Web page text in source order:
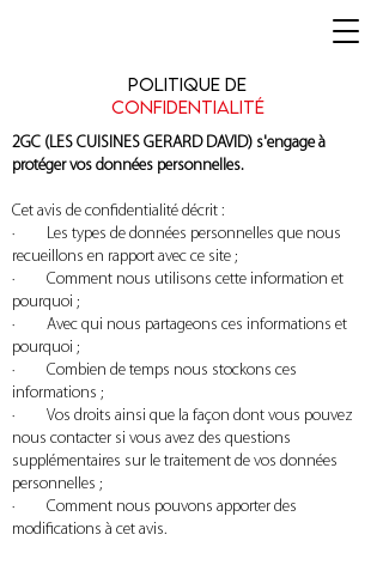
Politique de
confidentialité
2GC (LES CUISINES GERARD DAVID) s'engage à
protéger vos données personnelles.
Cet avis de confidentialité décrit :
· Les types de données personnelles que nous
recueillons en rapport avec ce site ;
· Comment nous utilisons cette information et
pourquoi ;
· Avec qui nous partageons ces informations et
pourquoi ;
· Combien de temps nous stockons ces
informations ;
· Vos droits ainsi que la façon dont vous pouvez
nous contacter si vous avez des questions
supplémentaires sur le traitement de vos données
personnelles ;
· Comment nous pouvons apporter des
modifications à cet avis.